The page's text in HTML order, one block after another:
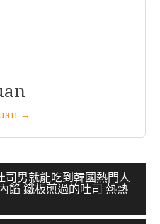
→
男就能吃到韓國熱門人
餡 鐵板煎過的吐司 熱熱